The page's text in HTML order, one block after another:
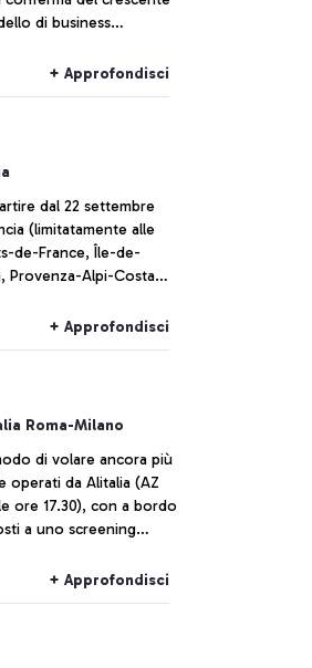
di business
dalla salvaguardia
fino all’ impegno
+ Approfondisci
dal 22 settembre
(limitatamente alle
de-France, Île-de-
Provenza-Alpi-Costa
avviene da oltre un
da Croazia, Grecia, Malta e Spagna.
+ Approfondisci
Roma-Milano
di volare ancora più
operati da Alitalia (AZ
ore 17.30), con a bordo
a uno screening
PCR).+ Approfondisci